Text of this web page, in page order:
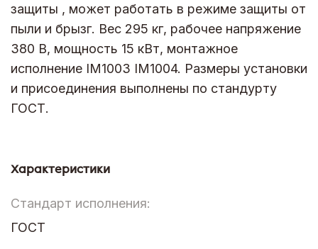
защиты , может работать в режиме защиты от
пыли и брызг. Вес 295 кг, рабочее напряжение
380 В, мощность 15 кВт, монтажное
исполнение IM1003 IM1004. Размеры установки
и присоединения выполнены по стандурту
ГОСТ.
Характеристики
Стандарт исполнения:
ГОСТ